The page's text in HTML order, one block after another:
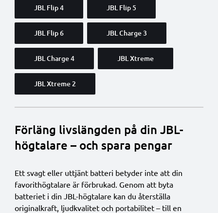
JBL Flip 4 JBL Flip 5
JBL Flip 6 JBL Charge 3
JBL Charge 4 JBL Xtreme
JBL Xtreme 2
Förläng livslängden på din JBL-
högtalare – och spara pengar
Ett svagt eller uttjänt batteri betyder inte att din
favorit­högtalare är förbrukad. Genom att byta
batteriet i din JBL-högtalare kan du återställa
originalkraft, ljudkvalitet och portabilitet – till en